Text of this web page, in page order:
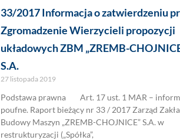
33/2017 Informacja o zatwierdzeniu
Zgromadzenie Wierzycieli propozycji
układowych ZBM „ZREMB-
S.A.
27 listopada 2019
Podstawa prawna Art. 17 ust. 1 MAR –
poufne. Raport bieżący nr 33 / 2017 Zarząd
Budowy Maszyn „ZREMB-CHOJNICE” S.A. w
restrukturyzacji („Spółka”,